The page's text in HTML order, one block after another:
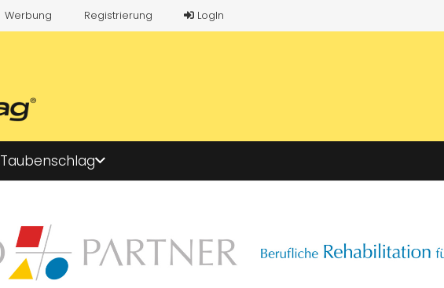
Werbung Registrierung LogIn
Taubenschlag